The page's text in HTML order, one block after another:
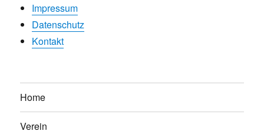
Impressum
Datenschutz
Kontakt
Home
Verein